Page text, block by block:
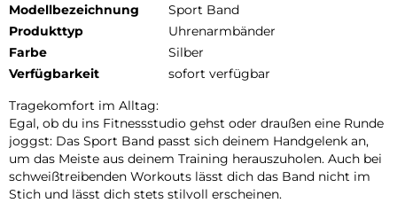
Modellbezeichnung
Sport Band
Produkttyp
Uhrenarmbänder
Farbe
Silber
Verfügbarkeit
sofort verfügbar
Tragekomfort im Alltag:
Egal, ob du ins Fitnessstudio gehst oder draußen eine Runde
joggst: Das Sport Band passt sich deinem Handgelenk an,
um das Meiste aus deinem Training herauszuholen. Auch bei
schweißtreibenden Workouts lässt dich das Band nicht im
Stich und lässt dich stets stilvoll erscheinen.